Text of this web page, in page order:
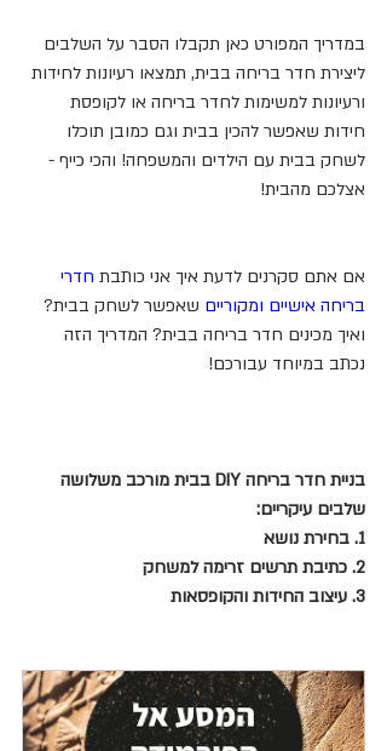
במדריך המפורט כאן תקבלו הסבר על השלבים
ליצירת חדר בריחה בבית, תמצאו רעיונות לחידות
ורעיונות למשימות לחדר בריחה או לקופסת
חידות שאפשר להכין בבית וגם כמובן תוכלו
לשחק בבית עם הילדים והמשפחה! והכי כייף -
אצלכם מהבית!
אם אתם סקרנים לדעת איך אני כותבת חדרי
בריחה אישיים ומקוריים שאפשר לשחק בבית?
ואיך מכינים חדר בריחה בבית? המדריך הזה
נכתב במיוחד עבורכם!
בניית חדר בריחה DIY בבית מורכב משלושה
שלבים עיקריים:
1. בחירת נושא
2. כתיבת תרשים זרימה למשחק
3. עיצוב החידות והקופסאות